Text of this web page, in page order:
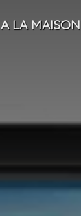
A LA MAISON